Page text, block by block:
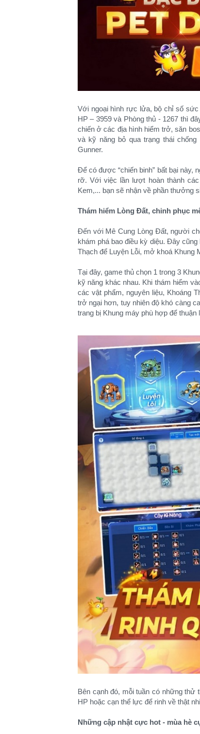
Với ngoại hình rực lửa, bộ chỉ số sức
HP – 3959 và Phòng thủ - 1267 thì
chiến ở các địa hình hiểm trở, săn
và kỹ năng bỏ qua trạng thái
Gunner.
Để có được “chiến binh” bất bại này,
rỡ. Với việc lần lượt hoàn thành
Kem,... bạn sẽ nhận về phần thưởng
Thám hiểm Lòng Đất, chinh phục
Đến với Mê Cung Lòng Đất, người
khám phá bao điều kỳ diệu. Đây
Thạch để Luyện Lỗi, mở khoá Khung
Tại đây, game thủ chọn 1 trong 3
kỹ năng khác nhau. Khi thám hiểm
các vật phẩm, nguyên liệu, Khoáng
trở ngại hơn, tuy nhiên độ khó càng
trang bị Khung máy phù hợp để
Bên cạnh đó, mỗi tuần có những thử
HP hoặc cạn thể lực để rinh về thật
Những cập nhật cực hot - mùa hè